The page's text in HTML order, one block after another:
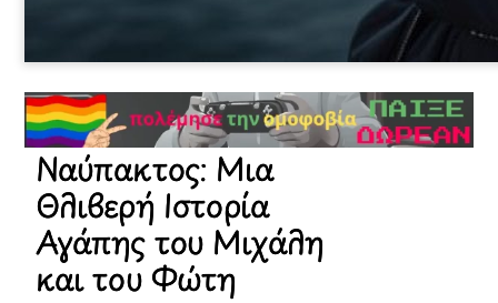
Ναύπακτος: Μια
Θλιβερή Ιστορία
Αγάπης του Μιχάλη
και του Φώτη